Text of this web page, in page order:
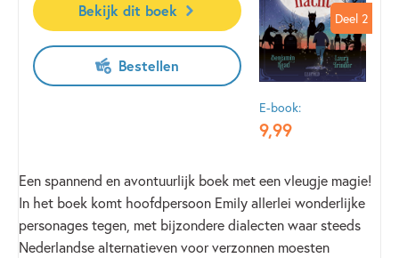
Deel 2
Deel 2
E-book:
9,99
Bekijk dit boek
Bestellen
Een spannend en avontuurlijk boek met een vleugje magie!
In het boek komt hoofdpersoon Emily allerlei wonderlijke
personages tegen, met bijzondere dialecten waar steeds
Nederlandse alternatieven voor verzonnen moesten